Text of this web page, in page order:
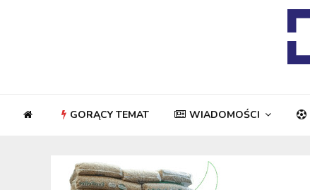
GORĄCY TEMAT WIADOMOŚCI